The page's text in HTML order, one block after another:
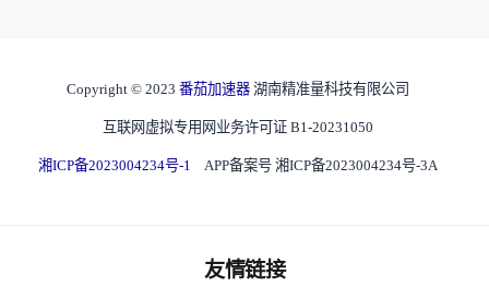
Copyright © 2023 番茄加速器 湖南精准量科技有限公司
互联网虚拟专用网业务许可证 B1-20231050
湘ICP备2023004234号-1 APP备案号 湘ICP备2023004234号-3A
友情链接